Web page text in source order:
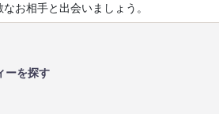
お相手と出会いましょう。
ーを探す